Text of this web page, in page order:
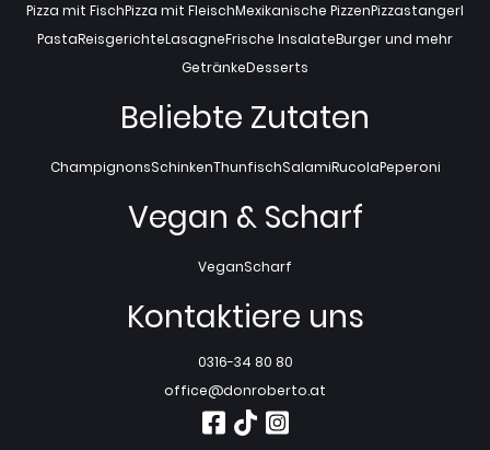
Pizza mit FischPizza mit FleischMexikanische PizzenPizzastangerl
PastaReisgerichteLasagneFrische InsalateBurger und mehr
GetränkeDesserts
Beliebte Zutaten
ChampignonsSchinkenThunfischSalamiRucolaPeperoni
Vegan & Scharf
VeganScharf
Kontaktiere uns
0316-34 80 80
office@donroberto.at